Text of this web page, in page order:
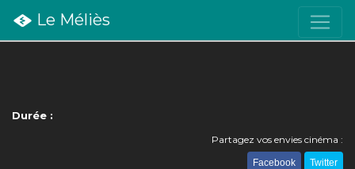
Le Méliès
Durée :
Partagez vos envies cinéma :
Facebook Twitter